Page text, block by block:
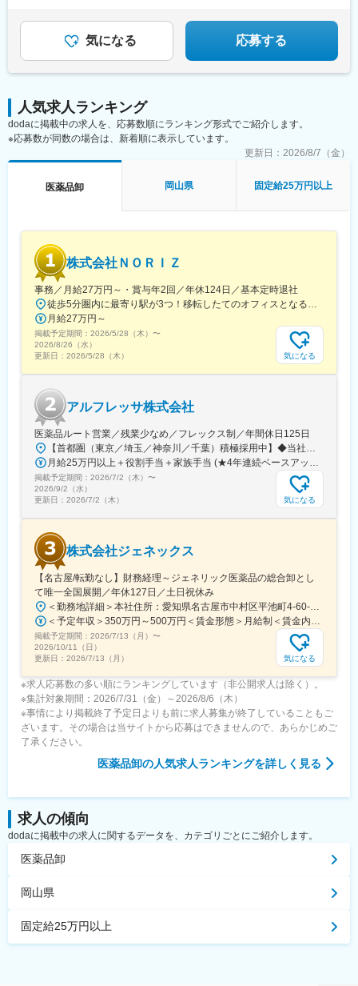
出雲市駅、高野駅、西富井駅、周防下郷駅、櫛ケ浜駅、府中駅(徳
島県)、北久米駅、北宇和島駅、伏石駅、下曽根駅、高城駅、杵築
気になる 応募する
人気求人ランキング
dodaに掲載中の求人を、応募数順にランキング形式でご紹介します。
※応募数が同数の場合は、新着順に表示しています。
更新日： 2026/8/7（金）
医薬品卸 岡山県 固定給25万円以上
株式会社ＮＯＲＩＺ
事務／月給27万円～・賞与年2回／年休124日／基本定時退社
徒歩5分圏内に最寄り駅が3つ！移転したてのオフィスとなるため、新しくキレイなオフィスで働けます！★転勤なし東京都中央区銀座6-13-16 ヒューリック銀座ウォールビル3階新富町から徒歩3分※受動喫煙対策：屋内禁煙
月給27万円～
掲載予定期間： 2026/5/28（木） 〜
2026/8/26（水）
更新日： 2026/5/28（木） 気になる
アルフレッサ株式会社
医薬品ルート営業／残業少なめ／フレックス制／年間休日125日
【首都圏（東京／埼玉／神奈川／千葉）積極採用中】◆当社が展開する【北海道／関東／首都圏／中部／近畿／九州】の各事業所へご希望を考慮した上で配属となります。【北海道】北海道【関東】栃木／群馬／茨城／長野／山梨／新潟【首都圏】東京／埼玉／神奈川／千葉★積極採用エリア【中部】静岡／愛知／三重／岐阜【近畿】滋賀／兵庫／大阪／京都／奈良／和歌山【九州】福岡／長崎／熊本／大分／宮崎／鹿児島各事業所の詳細については、弊社HPよりご確認ください※「企業情報」→「拠点」よりご確認いただけます。屋内禁煙(※喫煙室あり※禁煙タイムあり※喫煙室での就労はありません)
月給25万円以上＋役割手当＋家族手当 (★4年連続ベースアップ実施！)※時間外手当別途支給※年齢、経験、能力を考慮の上、優遇します
掲載予定期間： 2026/7/2（木） 〜
2026/9/2（水）
更新日： 2026/7/2（木） 気になる
株式会社ジェネックス
【名古屋/転勤なし】財務経理～ジェネリック医薬品の総合卸とし
て唯一全国展開／年休127日／土日祝休み
＜勤務地詳細＞本社住所：愛知県名古屋市中村区平池町4-60-12 グローバルゲート27F受動喫煙対策：敷地内喫煙可能場所あり変更の範囲：無
＜予定年収＞350万円～500万円＜賃金形態＞月給制＜賃金内訳＞月額（基本給）：250,000円～357,000円＜月給＞250,000円～357,000円＜昇給有無＞有＜残業手当＞有＜給与補足＞昇給：年１回（３月）賞与：年２回（6月、12月）※経験、スキルに応じて相談のうえ決定いたします※残業手当は別途支給30歳年収：350万円／月給25万円+賞与35歳年収：400万円／月給28.5万円+賞与賃金はあくまでも目安の金額であり、選考を通じて上下する可能性があります。月給(月額)は固定手当を含めた表記です。
掲載予定期間： 2026/7/13（月） 〜
2026/10/11（日）
更新日： 2026/7/13（月） 気になる
※求人応募数の多い順にランキングしています（非公開求人は除く）。
※集計対象期間：2026/7/31（金）～2026/8/6（木）
※事情により掲載終了予定日よりも前に求人募集が終了していることもご
ざいます。その場合は当サイトから応募はできませんので、あらかじめご
了承ください。
医薬品卸の人気求人ランキングを詳しく見る
求人の傾向
dodaに掲載中の求人に関するデータを、カテゴリごとにご紹介します。
医薬品卸
岡山県
固定給25万円以上